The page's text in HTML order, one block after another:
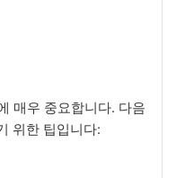
매우 중요합니다. 다음
위한 팁입니다: